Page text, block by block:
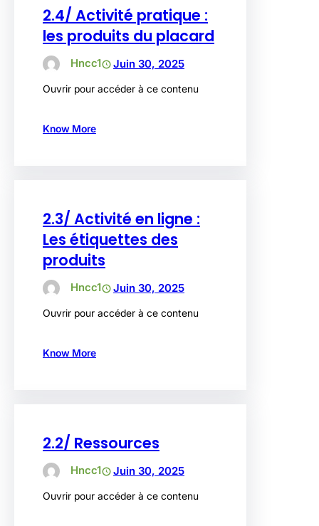
2.4/ Activité pratique :
les produits du placard
Hncc1 Juin 30, 2025
Ouvrir pour accéder à ce contenu
Know More
2.3/ Activité en ligne :
Les étiquettes des
produits
Hncc1 Juin 30, 2025
Ouvrir pour accéder à ce contenu
Know More
2.2/ Ressources
Hncc1 Juin 30, 2025
Ouvrir pour accéder à ce contenu